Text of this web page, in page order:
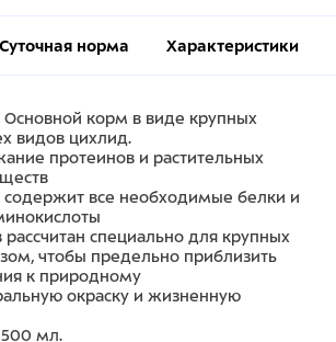
Суточная норма Характеристики
Основной корм в виде крупных
видов цихлид.
протеинов и растительных
все необходимые белки и
специально для крупных
чтобы предельно приблизить
к природному
окраску и жизненную
мл.